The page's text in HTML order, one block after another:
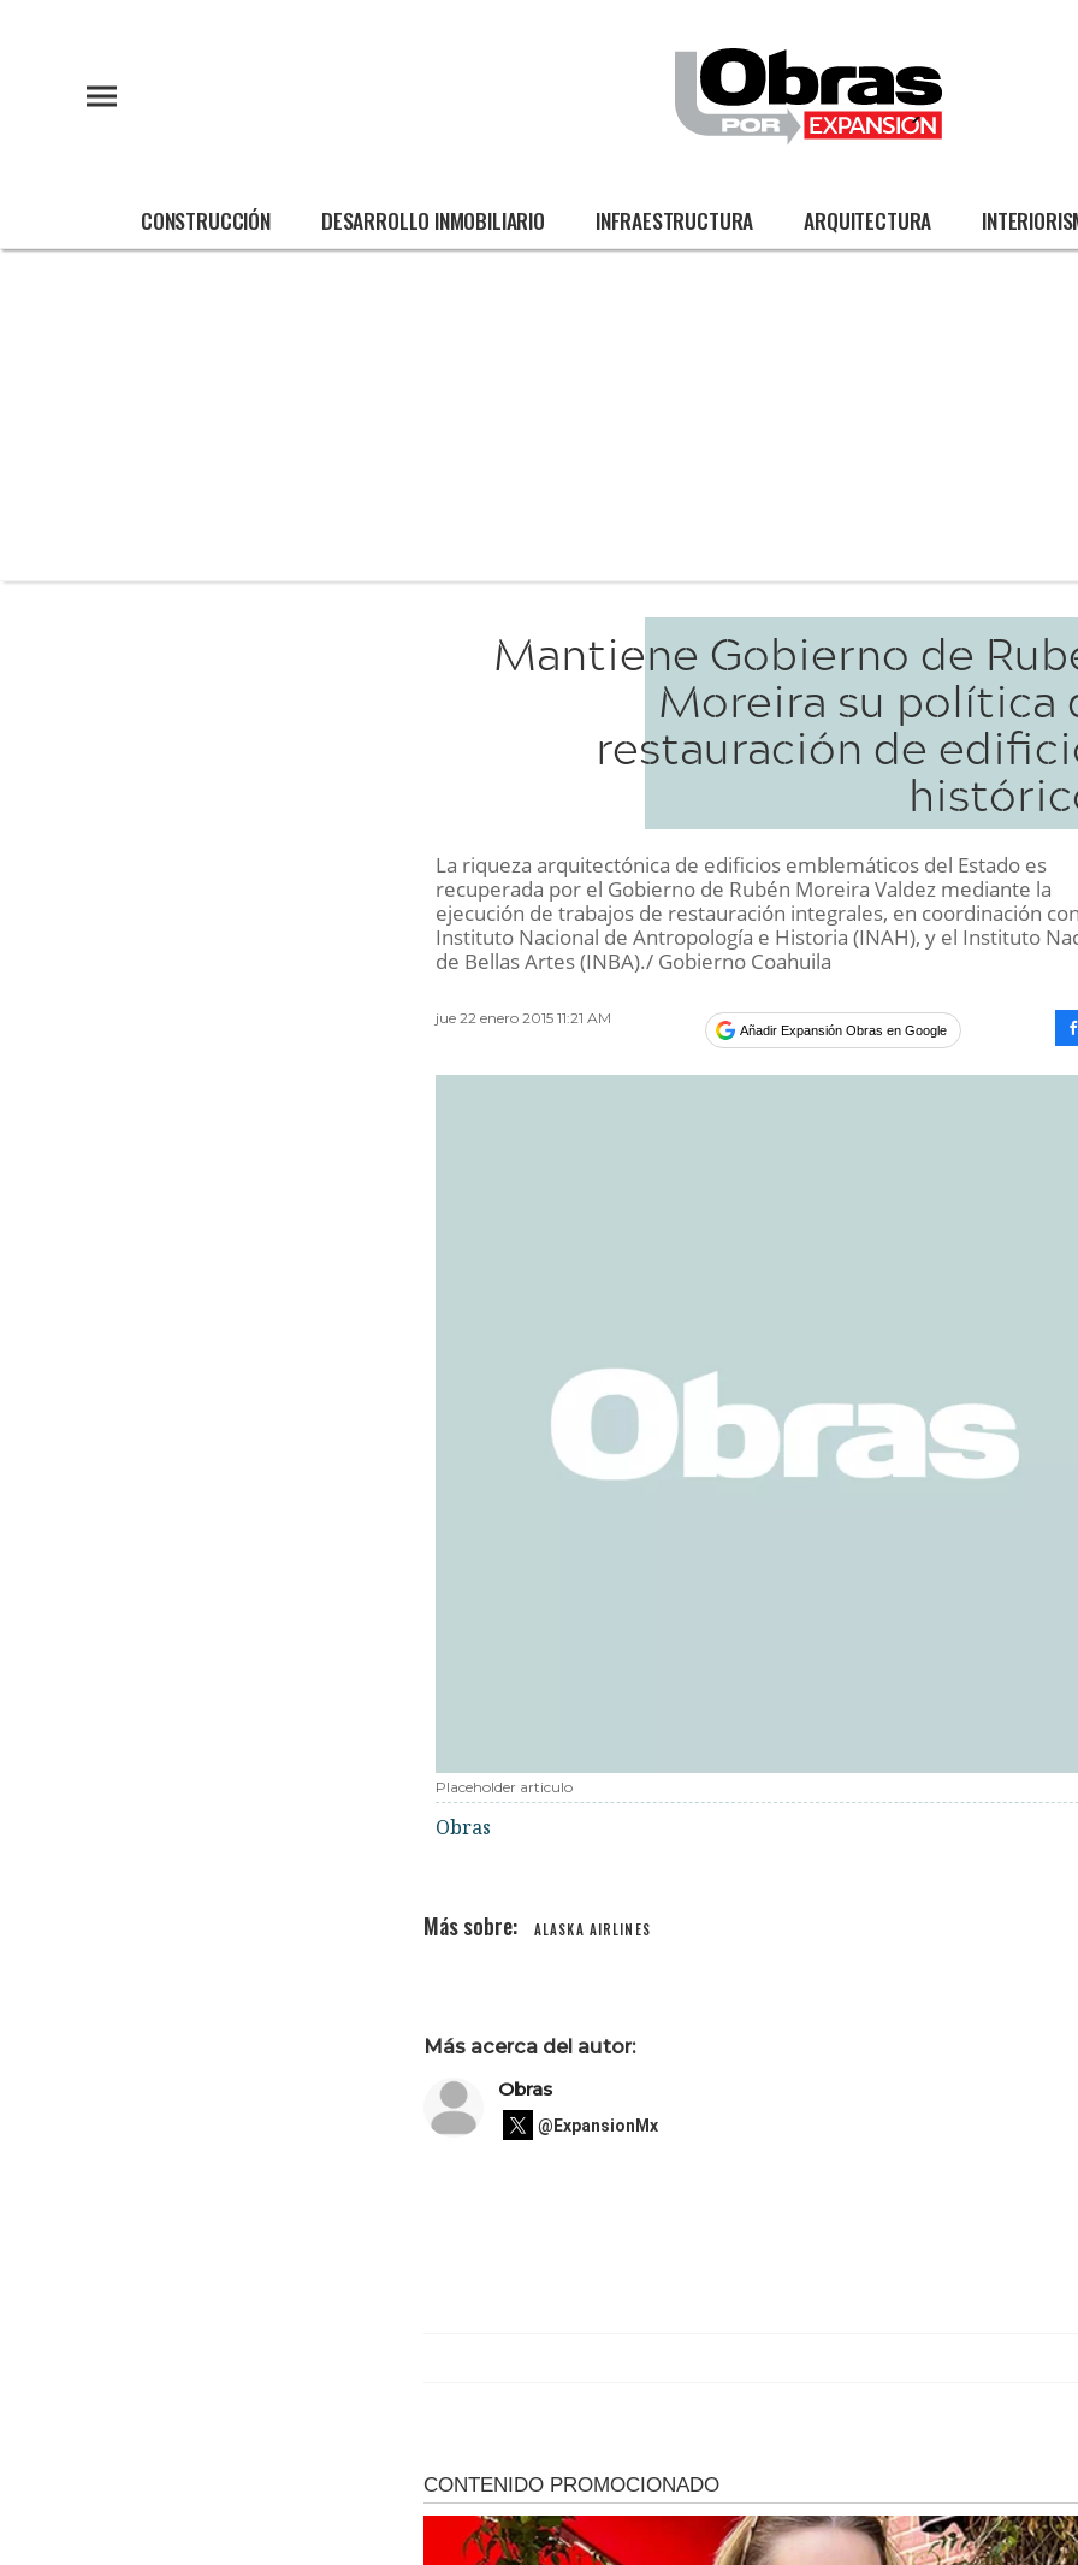
CONSTRUCCIÓN DESARROLLO INMOBILIARIO INFRAESTRUCTURA ARQUITECTURA
Mantiene Gobierno de
Moreira su política
restauración de
La riqueza arquitectónica de edificios emblemáticos del Estado es
recuperada por el Gobierno de Rubén Moreira Valdez mediante la
ejecución de trabajos de restauración integrales, en coordinación
Instituto Nacional de Antropología e Historia (INAH), y el Instituto
de Bellas Artes (INBA)./ Gobierno Coahuila
jue 22 enero 2015 11:21 AM
Añadir Expansión Obras en Google
Placeholder articulo
Obras
ALASKA AIRLINES
Más acerca del autor:
Obras
@ExpansionMx